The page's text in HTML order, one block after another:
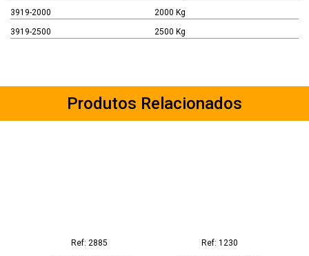
3919-2000
3919-2500
2000 Kg
2500 Kg
Produtos Relacionados
Ref: 2885 Ref: 1230